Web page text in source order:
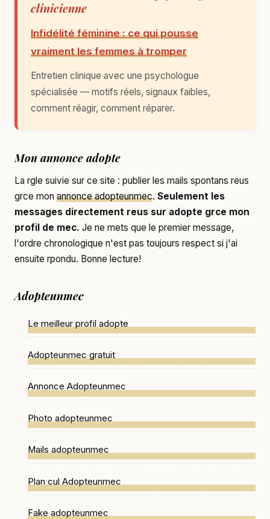
clinicienne
Infidélité féminine : ce qui pousse
vraiment les femmes à tromper
Entretien clinique avec une psychologue
spécialisée — motifs réels, signaux faibles,
comment réagir, comment réparer.
Mon annonce adopte
La rgle suivie sur ce site : publier les mails spontans reus
grce mon annonce adopteunmec. Seulement les
messages directement reus sur adopte grce mon
profil de mec. Je ne mets que le premier message,
l'ordre chronologique n'est pas toujours respect si j'ai
ensuite rpondu. Bonne lecture!
Adopteunmec
Le meilleur profil adopte
Adopteunmec gratuit
Annonce Adopteunmec
Photo adopteunmec
Mails adopteunmec
Plan cul Adopteunmec
Fake adopteunmec